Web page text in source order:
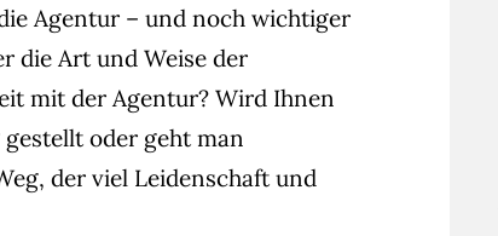
Agentur – und noch wichtiger
die Art und Weise der
mit der Agentur? Wird Ihnen
oder geht man
der viel Leidenschaft und